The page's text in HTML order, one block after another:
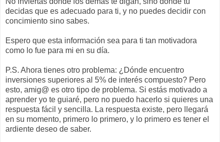
decidas que es adecuado para ti, y no puedes decidir con
concimiento sino sabes.
Espero que esta información sea para ti tan motivadora
como lo fue para mi en su día.
P.S. Ahora tienes otro problema: ¿Dónde encuentro
inversiones superiores al 5% de interés compuesto? Pero
esto, amig@ es otro tipo de problema. Si estás motivado a
aprender yo te guiaré, pero no puedo hacerlo si quieres una
respuesta fácil y sencilla. La respuesta existe, pero llegará
en su momento, primero lo primero, y lo primero es tener el
ardiente deseo de saber.